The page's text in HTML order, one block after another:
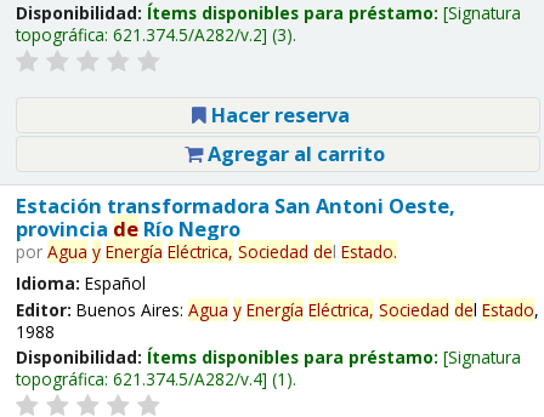
Disponibilidad: Ítems disponibles para préstamo: Signatura
topográfica: 621.374.5/A282/v.2 (3).
Hacer reserva
Agregar al carrito
Estación transformadora San Antoni Oeste,
provincia deRío Negro
por Agua y Energía Eléctrica, Sociedad del Estado.
Idioma: Español
Editor: Buenos Aires: Agua y Energía Eléctrica, Sociedad del Estado,
1988
Disponibilidad: Ítems disponibles para préstamo: Signatura
topográfica: 621.374.5/A282/v.4 (1).